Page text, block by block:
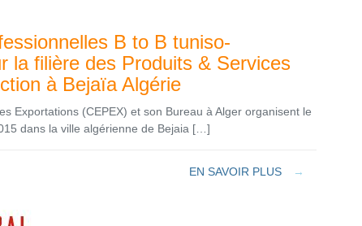
B to B tuniso-
la filière des Produits & Services
à Bejaïa Algérie
Exportations (CEPEX) et son Bureau à Alger organisent le
dans la ville algérienne de Bejaia […]
EN SAVOIR PLUS →